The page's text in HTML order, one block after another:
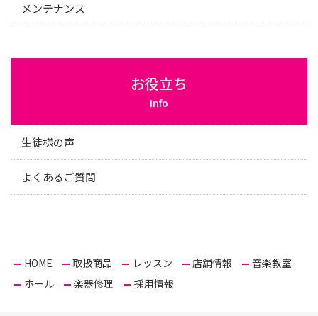
メンテナンス
お役立ち
Info
生徒様の声
よくあるご質問
HOME 取扱商品 レッスン 店舗情報
音楽教室
ホール
楽器修理 採用情報